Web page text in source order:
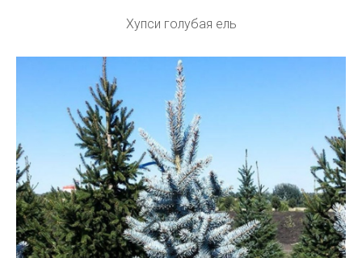
Хупси голубая ель